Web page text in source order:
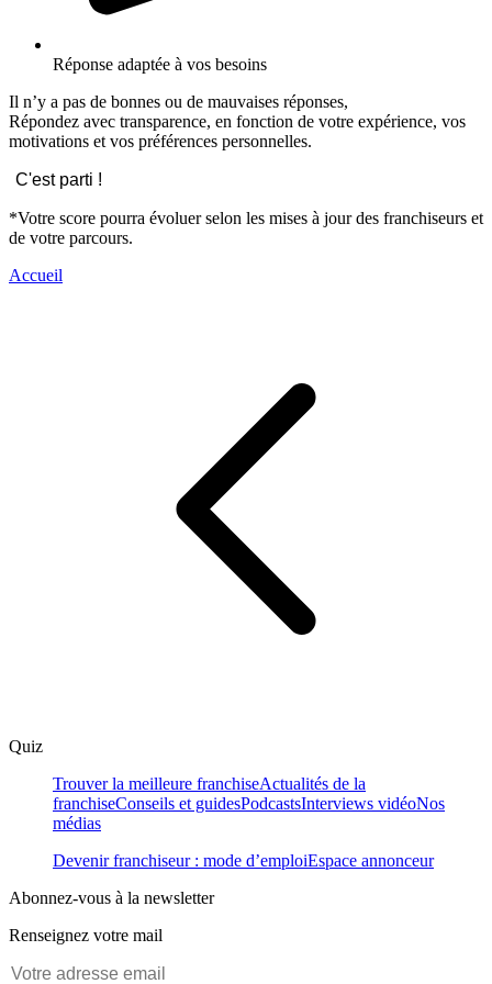
Réponse adaptée à vos besoins
Il n’y a pas de bonnes ou de mauvaises réponses,
Répondez avec transparence, en fonction de votre expérience, vos
motivations et vos préférences personnelles.
C'est parti !
*Votre score pourra évoluer selon les mises à jour des franchiseurs et
de votre parcours.
Accueil
Quiz
Trouver la meilleure franchiseActualités de la
franchiseConseils et guidesPodcastsInterviews vidéoNos
médias
Devenir franchiseur : mode d’emploiEspace annonceur
Abonnez-vous à la newsletter
Renseignez votre mail